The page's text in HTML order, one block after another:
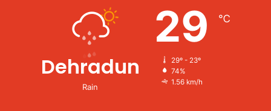
Dehradun
Rain
29 ℃
29º - 23º
74%
1.56 km/h